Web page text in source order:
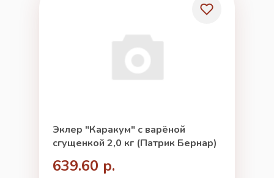
Эклер "Каракум" с варёной
сгущенкой 2,0 кг (Патрик Бернар)
639.60 р.